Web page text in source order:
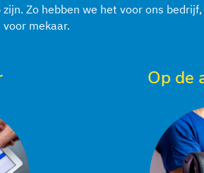
Zo hebben we het voor ons bedrijf,
mekaar.
Op de